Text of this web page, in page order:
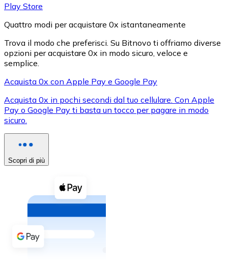
XRP
XRP
Buoni cripto
Acquista con contanti
Play Store
Quattro modi per acquistare 0x istantaneamente
Trova il modo che preferisci. Su Bitnovo ti offriamo diverse
opzioni per acquistare 0x in modo sicuro, veloce e
semplice.
Acquista 0x con Apple Pay e Google Pay
Acquista 0x in pochi secondi dal tuo cellulare. Con Apple
Pay o Google Pay ti basta un tocco per pagare in modo
sicuro.
Scopri di più